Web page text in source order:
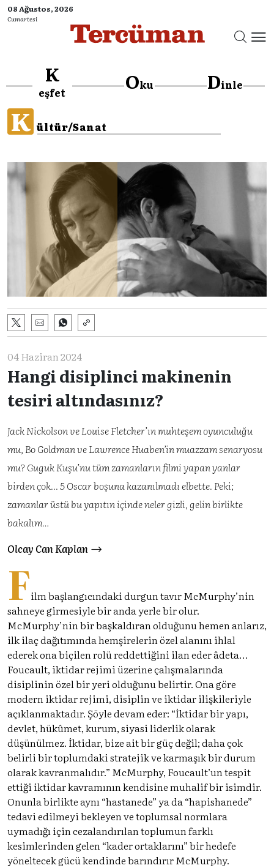
08 Ağustos, 2026
Cumartesi
K
eşfet Oku Dinle
K ültür/Sanat
04 Haziran 2024
Hangi disiplinci makinenin
tesiri altındasınız?
Jack Nickolson ve Louise Fletcher’ın muhteşem oyunculuğu
mu, Bo Goldman ve Lawrence Huaben’in muazzam senaryosu
mu? Guguk Kuşu’nu tüm zamanların filmi yapan yanlar
birden çok... 5 Oscar boşuna kazanılmadı elbette. Peki;
zamanlar üstü bu yapıtın içinde neler gizli, gelin birlikte
bakalım…
Olcay Can Kaplan
Film başlangıcındaki durgun tavır McMurphy’nin
sahneye girmesiyle bir anda yerle bir olur.
McMurphy’nin bir başkaldıran olduğunu hemen anlarız,
ilk ilaç dağıtımında hemşirelerin özel alanını ihlal
ederek ona biçilen rolü reddettiğini ilan eder âdeta…
Foucault, iktidar rejimi üzerine çalışmalarında
disiplinin özel bir yeri olduğunu belirtir. Ona göre
modern iktidar rejimi, disiplin ve iktidar ilişkileriyle
açıklanmaktadır. Şöyle devam eder: “İktidar bir yapı,
devlet, hükûmet, kurum, siyasi liderlik olarak
düşünülmez. İktidar, bize ait bir güç değil; daha çok
belirli bir toplumdaki stratejik ve karmaşık bir durum
olarak kavranmalıdır.” McMurphy, Foucault’un tespit
ettiği iktidar kavramının kendisine muhalif bir isimdir.
Onunla birlikte aynı “hastanede” ya da “hapishanede”
tedavi edilmeyi bekleyen ve toplumsal normlara
uymadığı için cezalandırılan toplumun farklı
kesimlerinden gelen “kader ortaklarını” bir hedefe
yöneltecek gücü kendinde barındırır McMurphy.